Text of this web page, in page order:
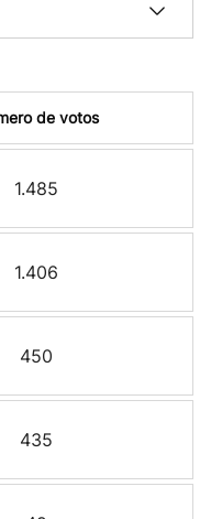
de votos
1.485
1.406
450
435